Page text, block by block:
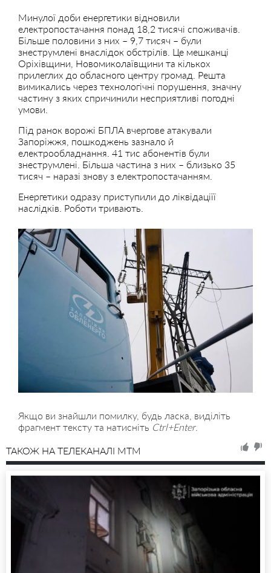
Минулої доби енергетики відновили
електропостачання понад 18,2 тисячі споживачів.
Більше половини з них – 9,7 тисяч – були
знеструмлені внаслідок обстрілів. Це мешканці
Оріхівщини, Новомиколаївщини та кількох
прилеглих до обласного центру громад. Решта
вимикались через технологічні порушення, значну
частину з яких спричинили несприятливі погодні
умови.
Під ранок ворожі БПЛА вчергове атакували
Запоріжжя, пошкоджень зазнало й
електрообладнання. 41 тис абонентів були
знеструмлені. Більша частина з них – близько 35
тисяч – наразі знову з електропостачанням.
Енергетики одразу приступили до ліквідаціїї
наслідків. Роботи тривають.
Якщо ви знайшли помилку, будь ласка, виділіть
фрагмент тексту та натисніть Ctrl+Enter.
ТАКОЖ НА ТЕЛЕКАНАЛІ MTM